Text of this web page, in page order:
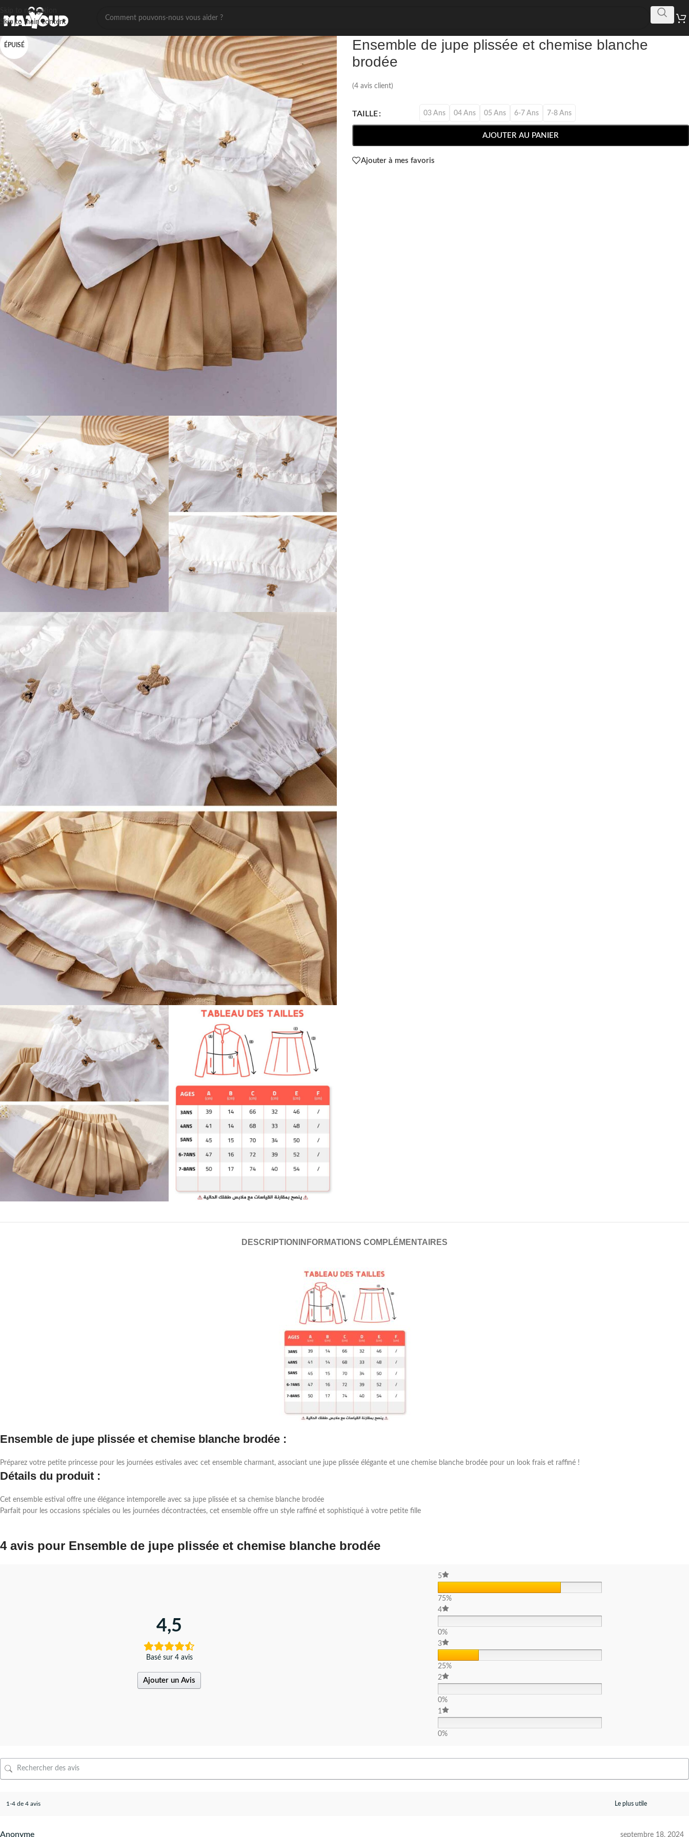
Skip to navigation
Skip to main content
ÉPUISÉ
Ensemble de jupe plissée et chemise blanche
brodée
(4 avis client)
TAILLE 03 Ans 04 Ans 05 Ans 6-7 Ans 7-8 Ans
AJOUTER AU PANIER
Ajouter à mes favoris
DESCRIPTION INFORMATIONS COMPLÉMENTAIRES
Ensemble de jupe plissée et chemise blanche brodée :
Préparez votre petite princesse pour les journées estivales avec cet ensemble charmant, associant une jupe plissée élégante et une chemise blanche brodée pour un look frais et raffiné !
Détails du produit :
Cet ensemble estival offre une élégance intemporelle avec sa jupe plissée et sa chemise blanche brodée
Parfait pour les occasions spéciales ou les journées décontractées, cet ensemble offre un style raffiné et sophistiqué à votre petite fille
4 avis pour Ensemble de jupe plissée et chemise blanche brodée
4,5
Basé sur 4 avis
Ajouter un Avis
5
75%
4
0%
3
25%
2
0%
1
0%
1-4 de 4 avis
Anonyme septembre 18, 2024